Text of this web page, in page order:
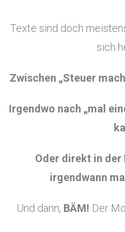
Texte sind doch
sich
Zwischen „Steuer
Irgendwo nach „mal
Oder direkt in der
irgendwann
Und dann, BÄM! Der